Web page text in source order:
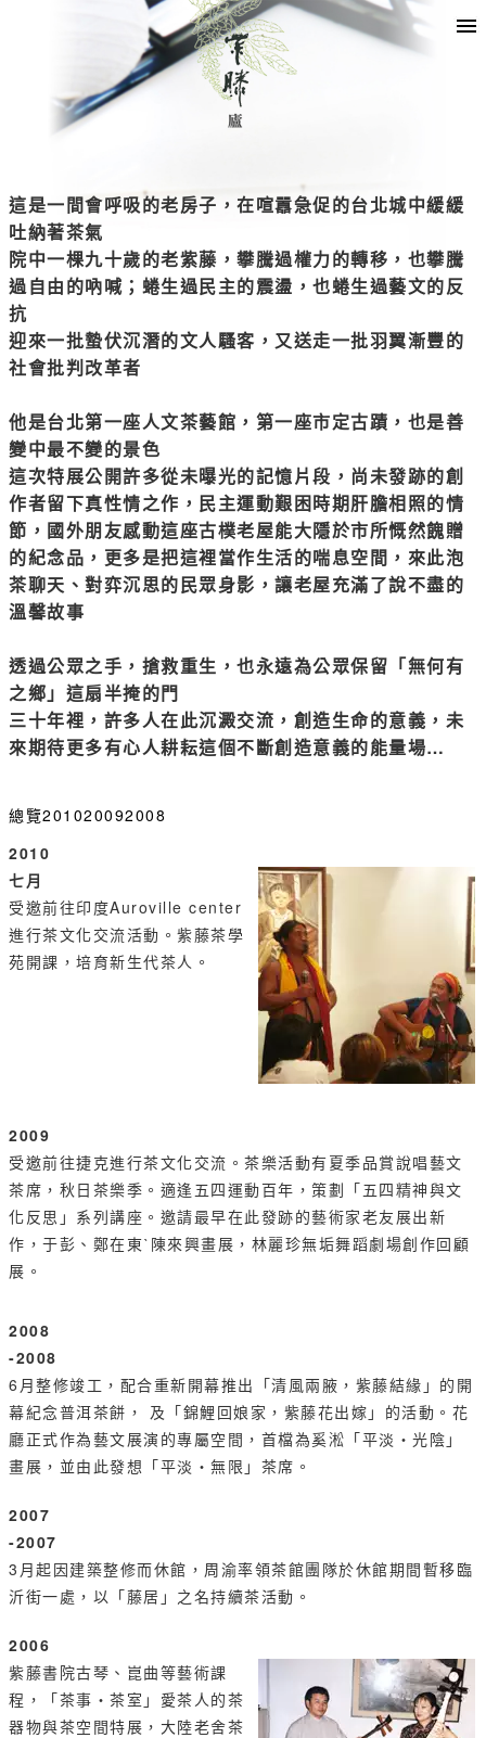
這是一間會呼吸的老房子，在喧囂急促的台北城中緩緩
吐納著茶氣
院中一棵九十歲的老紫藤，攀騰過權力的轉移，也攀騰
過自由的吶喊；蜷生過民主的震盪，也蜷生過藝文的反
抗
迎來一批蟄伏沉潛的文人騷客，又送走一批羽翼漸豐的
社會批判改革者
他是台北第一座人文茶藝館，第一座市定古蹟，也是善
變中最不變的景色
這次特展公開許多從未曝光的記憶片段，尚未發跡的創
作者留下真性情之作，民主運動艱困時期肝膽相照的情
節，國外朋友感動這座古樸老屋能大隱於市所慨然餽贈
的紀念品，更多是把這裡當作生活的喘息空間，來此泡
茶聊天、對弈沉思的民眾身影，讓老屋充滿了說不盡的
溫馨故事
透過公眾之手，搶救重生，也永遠為公眾保留「無何有
之鄉」這扇半掩的門
三十年裡，許多人在此沉澱交流，創造生命的意義，未
來期待更多有心人耕耘這個不斷創造意義的能量場…
總覽201020092008
2010
七月
受邀前往印度Auroville center
進行茶文化交流活動。紫藤茶學
苑開課，培育新生代茶人。
2009
受邀前往捷克進行茶文化交流。茶樂活動有夏季品賞說唱藝文
茶席，秋日茶樂季。適逢五四運動百年，策劃「五四精神與文
化反思」系列講座。邀請最早在此發跡的藝術家老友展出新
作，于彭、鄭在東ˋ陳來興畫展，林麗珍無垢舞蹈劇場創作回顧
展。
2008
-2008
6月整修竣工，配合重新開幕推出「清風兩腋，紫藤結緣」的開
幕紀念普洱茶餅， 及「錦鯉回娘家，紫藤花出嫁」的活動。花
廳正式作為藝文展演的專屬空間，首檔為奚淞「平淡‧光陰」
畫展，並由此發想「平淡‧無限」茶席。
2007
-2007
3月起因建築整修而休館，周渝率領茶館團隊於休館期間暫移臨
沂街一處，以「藤居」之名持續茶活動。
2006
紫藤書院古琴、崑曲等藝術課
程，「茶事‧茶室」愛茶人的茶
器物與茶空間特展，大陸老舍茶